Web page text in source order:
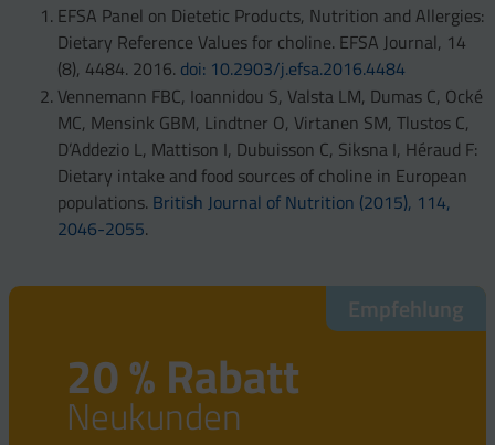
EFSA Panel on Dietetic Products, Nutrition and Allergies:
Dietary Reference Values for choline. EFSA Journal, 14
(8), 4484. 2016. doi: 10.2903/j.efsa.2016.4484
Vennemann FBC, Ioannidou S, Valsta LM, Dumas C, Ocké
MC, Mensink GBM, Lindtner O, Virtanen SM, Tlustos C,
D’Addezio L, Mattison I, Dubuisson C, Siksna I, Héraud F:
Dietary intake and food sources of choline in European
populations. British Journal of Nutrition (2015), 114,
2046-2055.
Empfehlung
20 % Rabatt
Neukunden